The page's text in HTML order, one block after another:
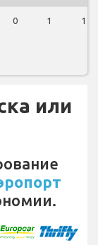
0 1 1
или